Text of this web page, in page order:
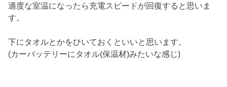
適度な室温になったら充電スピードが回復すると思いま
す。
下にタオルとかをひいておくといいと思います。
(カーバッテリーにタオル(保温材)みたいな感じ)